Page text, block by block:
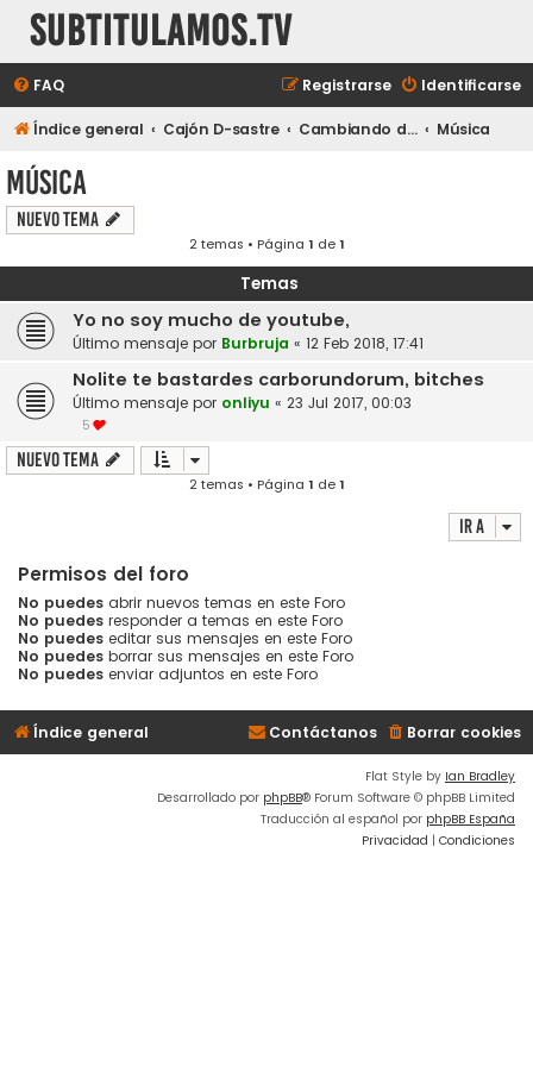
subtitulamos.tv
FAQ Identificarse
Registrarse
Índice general Cajón D-sastre Cambiando de tema... Música
Música
Nuevo Tema
2 temas • Página 1 de1
Temas
Yo no soy mucho de youtube,
Último mensaje por Burbruja « 12 Feb 2018, 17:41
Nolite te bastardes carborundorum, bitches
Último mensaje por onliyu « 23 Jul 2017, 00:03
5
Nuevo Tema
2 temas • Página 1 de1
Ir a
Permisos del foro
No puedes abrir nuevos temas en este Foro
No puedes responder a temas en este Foro
No puedes editar sus mensajes en este Foro
No puedes borrar sus mensajes en este Foro
No puedes enviar adjuntos en este Foro
Índice general Borrar cookies
Contáctanos
Flat Style by Ian Bradley
Desarrollado por phpBB® Forum Software © phpBB Limited
Traducción al español por phpBB España
Privacidad | Condiciones